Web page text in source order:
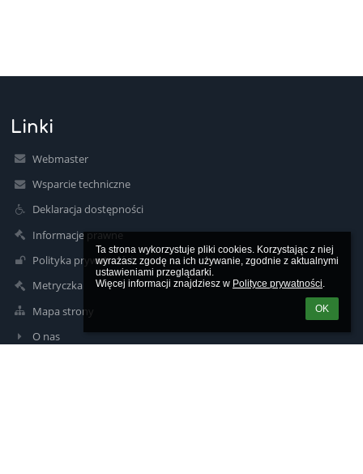
Ta strona wykorzystuje pliki cookies. Korzystając z niej
wyrażasz zgodę na ich używanie, zgodnie z aktualnymi
ustawieniami przeglądarki.
Więcej informacji znajdziesz w Polityce prywatności.
OK
Linki
Webmaster
Wsparcie techniczne
Deklaracja dostępności
Informacje prawne
Polityka prywatności
Metryczka
Mapa strony
O nas